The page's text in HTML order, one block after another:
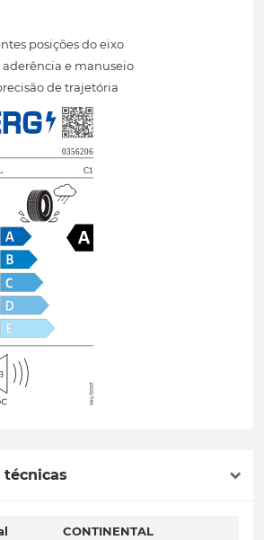
posições do eixo
e manuseio
de trajetória
CONTINENTAL